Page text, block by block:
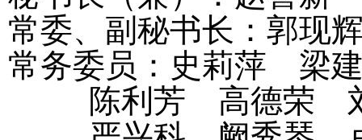
常委、副秘书长：郭现
常务委员：史莉萍
梁
陈利芳
高德荣